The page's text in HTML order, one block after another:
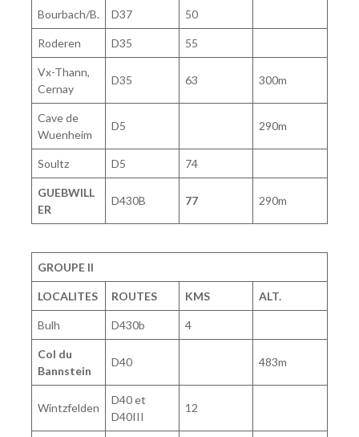
Bourbach/B. D37 50
Roderen D35 55
Vx-Thann,
Cernay
D35 63 300m
Cave de
Wuenheim
D5 290m
Soultz D5 74
GUEBWILL
ER
D430B 77 290m
GROUPE II
LOCALITES ROUTES KMS ALT.
Bulh D430b 4
Col du
Bannstein
D40 483m
Wintzfelden
D40 et
D40III
12